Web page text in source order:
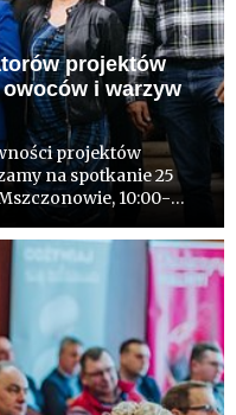
projektów
i warzyw
projektów
na spotkanie 25
10:00-
organizacji